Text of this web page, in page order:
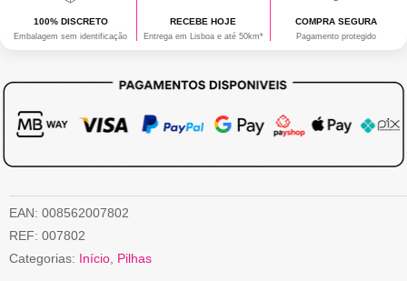
100% DISCRETO
Embalagem sem identificação
RECEBE HOJE
Entrega em Lisboa e até 50km*
COMPRA SEGURA
Pagamento protegido
EAN: 008562007802
REF: 007802
Categorias: Início Pilhas